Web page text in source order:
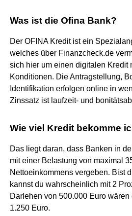
Was ist die Ofina Bank?
Der OFINA Kredit ist ein
welches über Finanzcheck.de
sich hier um einen digitalen Kredit
Konditionen. Die Antragstellung,
Identifikation erfolgen online in
Zinssatz ist laufzeit- und
Wie viel Kredit bekomme
Das liegt daran, dass Banken in
mit einer Belastung von maximal
Nettoeinkommens vergeben. Bist
kannst du wahrscheinlich mit 2
Darlehen von 500.000 Euro wären
1.250 Euro.